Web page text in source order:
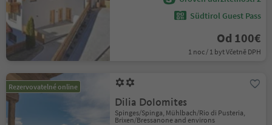
Südtirol Guest Pass
Od 100€
1 noc / 1 byt Včetně DPH
Rezervovatelné online
Dilia Dolomites
Spinges/Spinga, Mühlbach/Rio di Pusteria,
Brixen/Bressanone and environs